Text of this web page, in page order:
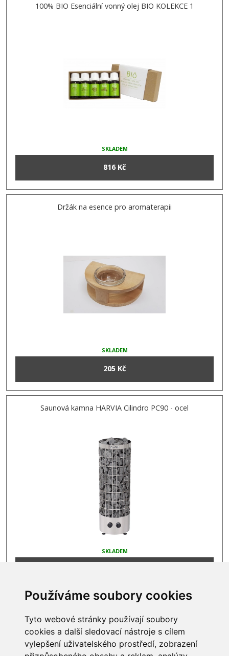
Používáme soubory cookies
Tyto webové stránky používají soubory
cookies a další sledovací nástroje s cílem
vylepšení uživatelského prostředí, zobrazení
100% BIO Esenciální vonný olej BIO KOLEKCE 1
SKLADEM
816 Kč
Držák na esence pro aromaterapii
SKLADEM
205 Kč
Saunová kamna HARVIA Cilindro PC90 - ocel
SKLADEM
INFORMACE
Obchodní podmínky